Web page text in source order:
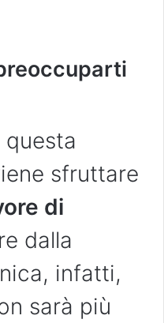
sfruttare
di
dalla
infatti,
sarà più